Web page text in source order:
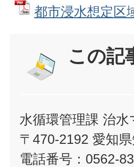
都市浸水想定区
この記
水循環管理課 治
〒470-2192 愛知
電話番号：0562-